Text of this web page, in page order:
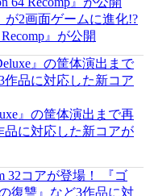
2画面ゲームに進化!?
』が公開
』の筐体演出まで再
品に対応した新コアが